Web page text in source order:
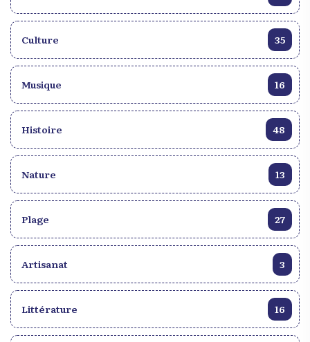
eux, offrant une perspective unique sur
l’importance stratégique de ce lieu dans l’histoire
haïtien, le Fort Picolet attire des visiteurs du monde
entier. Son aura historique, associée à la beauté
destination incontournable pour les amateurs
d’histoire et de culture. Plus qu’une simple attraction
touristique, le Fort Picolet est un témoignage
poignant de la lutte incessante pour la liberté et de
Fort Picolet a survécu à l’épreuve du temps,
inaliénable, durement conquis et précieusement
préservé. En explorant ses remparts, en contemplant
ses canons silencieux, les visiteurs se retrouvent
plongés dans l’histoire tourmentée d’Haïti, une
histoire de courage, de résistance et d’espoir. Vivez
https://haitiwonderland.com/haiti-virtual-reality-
Culture 35
Musique 16
Histoire 48
Nature 13
Plage 27
Artisanat 3
Littérature 16